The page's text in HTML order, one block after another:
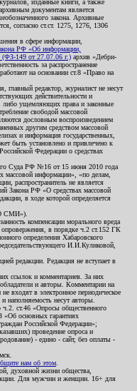
изданные книги, а также
документам является
закона. Архивные
согласно ст.ст. 1275, 1276, 1306
в сфере информации,
РФ «Об информации,
(ФЗ-149 от 27.07.06 г.) архив «Дебри-
за распространение
на основании ст.8 «Право на
редактор, журналист не несут
действительности и
либо ущемляющих права и законные
свободой массовой
дословным воспроизведением
другим средством массовой
и информация государственных,
быть установлено и привлечено к
Федерации о средствах
Суда РФ №16 от 15 июня 2010 года
массовой информации», «по делам,
распространитель не является
Закона РФ «О средствах массовой
в ходе которой определяется
СМИ»).
компенсации морального вреда
в порядке ч.2 ст.152 ГК
определения Хабаровского
И.И.Куликовой,
редакции. Редакция не вступает в
ссылок и комментариев. За них
и авторы. Комментарии на
входят в электронное периодическое
наполняемость несут авторы.
ч.2. ст.46 «Опросы общественного
«Об основных гарантиях
Российской Федерации»;
проведение опроса и
- едино - сайт, без оплаты -
нам об этом
духовной жизни общества,
Для мужчин и женщин. 16+ для